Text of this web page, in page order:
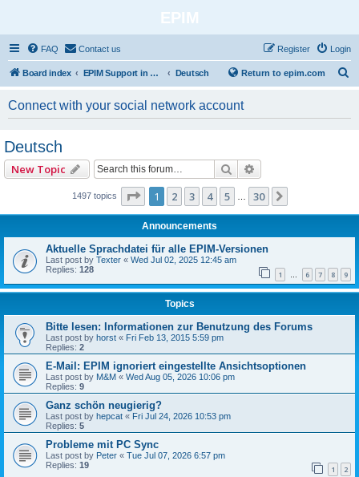
EPIM
FAQ Contact us Login
Register
Board index EPIM Support in Different Languages Deutsch Return to epim.com
Connect with your social network account
Deutsch
New Topic Search
1497 topics Page 1of30
1 2 3 4 5 30
Announcements
Aktuelle Sprachdatei für alle EPIM-Versionen
Last post by Texter « Wed Jul 02, 2025 12:45 am
Replies: 128 1 … 6 7 8 9
Topics
Bitte lesen: Informationen zur Benutzung des Forums
Last post by horst « Fri Feb 13, 2015 5:59 pm
Replies: 2
E-Mail: EPIM ignoriert eingestellte Ansichtsoptionen
Last post by M&M « Wed Aug 05, 2026 10:06 pm
Replies: 9
Ganz schön neugierig?
Last post by hepcat « Fri Jul 24, 2026 10:53 pm
Replies: 5
Probleme mit PC Sync
Last post by Peter « Tue Jul 07, 2026 6:57 pm
Replies: 19 1 2